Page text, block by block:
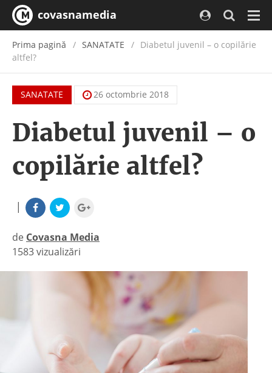
covasnamedia
Prima pagină SANATATE
Diabetul juvenil – o copilărie
altfel?
SANATATE 26 octombrie 2018
Diabetul juvenil – o
copilărie altfel?
|
de Covasna Media
|
1583 vizualizări